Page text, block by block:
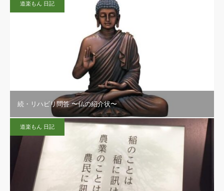
道楽もん 日記
続・リハビリ問答 〜仏の紹介状〜
道楽もん 日記